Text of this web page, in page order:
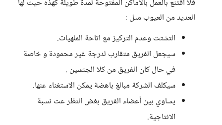
فلا أقتنع بالعمل بالأماكن المفتوحة لمدة طويلة كهذه حيث لها
العديد من العيوب مثل :
التشتت وعدم التركيز مع اتاحة الملهيات.
سيجعل الفريق متقارب لدرجة غير محمودة و خاصة
في حال كان الفريق من كلا الجنسين .
سيكلف الشركة مبالغ باهضة يمكن الاستغناء عنها.
يساوي بين أعضاء الفريق بغض النظر عت نسبة
الانتاجية.